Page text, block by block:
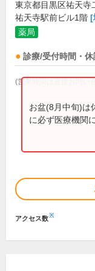
東京都目黒区祐天寺
祐天寺駅前ビル1階 [
薬局
診療/受付時間・休
(営業時間は直接お問い
お盆(8月中旬)は
に必ず医療機関
アクセス数※